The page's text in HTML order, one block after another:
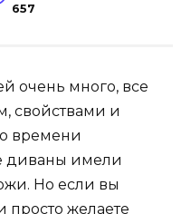
657
очень много, все
свойствами и
времени
диваны имели
Но если вы
просто желаете